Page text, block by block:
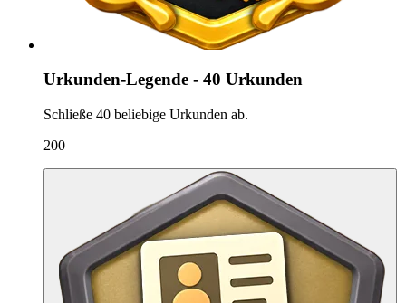
Urkunden-Legende - 40 Urkunden
Schließe 40 beliebige Urkunden ab.
200